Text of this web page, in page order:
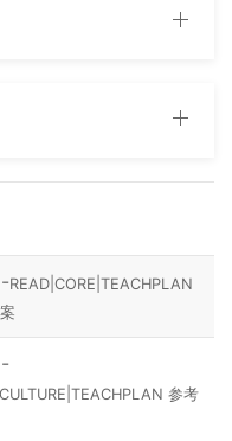
-READ|CORE|TEACHPLAN
-
参考